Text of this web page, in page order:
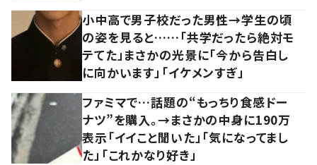
小中高で男子校だった男性→学生の頃
の姿を見ると……「共学だったら絶対モ
テてた」まさかの光景に「今から告白し
に向かいます」「イケメンすぎ」
ファミマで…話題の“もっちり食感ドー
ナツ”を購入。→まさかの中身に190万
表示「イイこと聞いた」「気になってまし
た」「これかなり好き」